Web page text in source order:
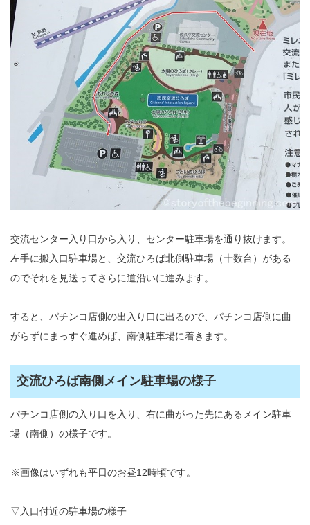
交流センター入り口から入り、センター駐車場を通り抜けます。
左手に搬入口駐車場と、交流ひろば北側駐車場（十数台）がある
のでそれを見送ってさらに道沿いに進みます。
すると、パチンコ店側の出入り口に出るので、パチンコ店側に曲
がらずにまっすぐ進めば、南側駐車場に着きます。
交流ひろば南側メイン駐車場の様子
パチンコ店側の入り口を入り、右に曲がった先にあるメイン駐車
場（南側）の様子です。
※画像はいずれも平日のお昼12時頃です。
▽入口付近の駐車場の様子